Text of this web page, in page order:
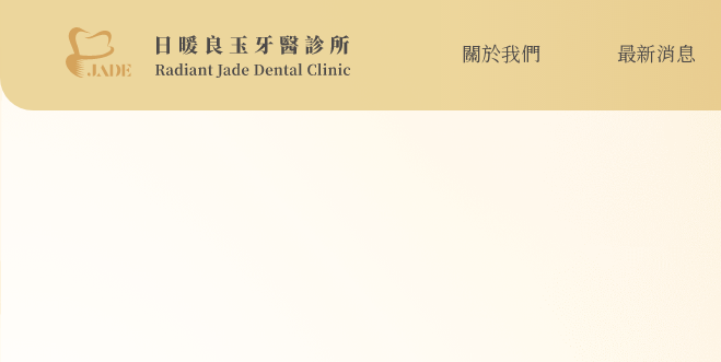
關於我們 最新消息